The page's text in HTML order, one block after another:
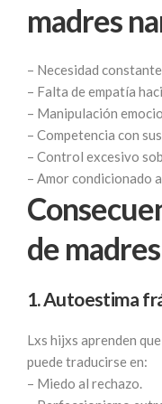
madres
– Necesidad
– Falta de empatía
– Manipulación
– Competencia con
– Control excesivo
– Amor condicionado
de
1. Autoestima
Lxs hijxs aprenden
puede traducirse en:
– Miedo al rechazo.